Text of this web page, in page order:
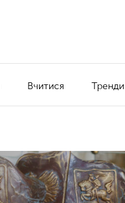
Вчитися Тренди